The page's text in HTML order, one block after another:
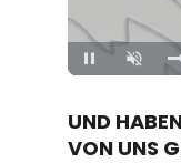
Unmute
UND
VON UNS